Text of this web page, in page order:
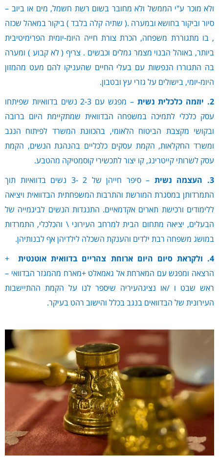
ולא מוכר ע"י הממשל ולא מחובר בשום רשת חשמל, מים או ביוב –
סיור וביקור בחושא ובמערה .( שתיה קלה בלבד ) ביקור במאהל שכזה
, בו מתגוררת משפחה, הכרת צורת חייה היומ-יומית הפרימיטיבית
ביותר, באוהל הבנוי מצמר גמלים וכבשים . צריף ( לא קבוע ) ומערה
בה התגוררו הנפשות עם בעלי החיים שהעניקו להם מעט מהמזון
היומ-יומי, בישולים על גזרי עץ ובטבון.
2. יוזמה כלכלית נשית
– מפגש עם 2-3 נשים בדוואיות שפיתחו
עסק כלכלי לתמיכה במשפחה הבדוואית שמתקיימת היום ברובה
ובקושי מקצבת הביטוח הלאומי, בהכוונת המשרד לפיתוח הנגב
ומשרד החקלאות, הקמת עסקים כלכליים בהנהגת הנשים, הקמת
עסק לשרותי קייטרינג, קו יצור לתכשירי קוסמטיקה מהטבע.
3. העצמה נשית
– סיפר חייהן של 2 -3 נשים בדוואיות תוך
התמרדותן במסגרת המורשת והתרבות המשפחתית הבדוואית ויציאה
ללימודים ורכישת תארים אקדמאיים. התנגדות הנשים לביגמייה של
הבעלים, יציאה מתחום הבית למרחב העירוני \ והכלכלי, התמרדות
במושג משפחה רבת ילדים והענקת השכלה לילדיהן אף לבנותיהן.
4. ולקראת סיום היום ארוחת צהריים בדוואית אוטנטית
+
הרצאה ומפגש עם המארחת אל גאמאלט +מארח מהמגזר הבדוואי –
ראש שבט ו /או נציגהעיריה שיספר לנו על הקמת ההתיישבות
העירונית של הבדוואים בנגב בכלל והישוב רהט בעיקר.